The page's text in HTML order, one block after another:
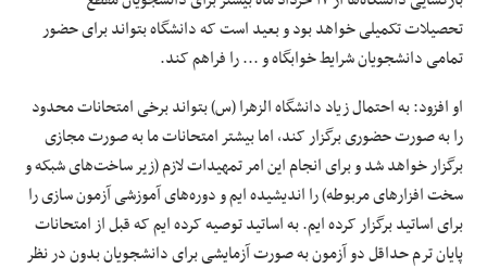
تحصیلات تکمیلی خواهد بود و بعید است که دانشگاه بتواند برای حضور
تمامی دانشجویان شرایط خوابگاه و ... را فراهم کند.
او افزود: به احتمال زیاد دانشگاه الزهرا (س) بتواند برخی امتحانات محدود
را به صورت حضوری برگزار کند، اما بیشتر امتحانات ما به صورت مجازی
برگزار خواهد شد و برای انجام این امر تمهیدات لازم (زیر ساخت‌های شبکه و
سخت افزار‌های مربوطه) را اندیشیده ایم و دوره‌های آموزشی آزمون سازی را
برای اساتید برگزار کرده ایم. به اساتید توصیه کرده ایم که قبل از امتحانات
پایان ترم حداقل دو آزمون به صورت آزمایشی برای دانشجویان بدون در نظر